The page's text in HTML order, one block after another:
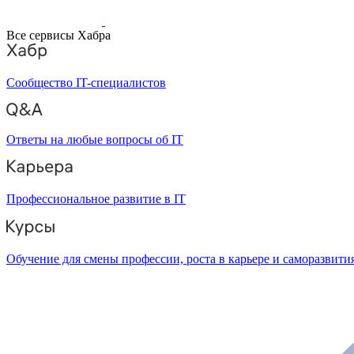
Все сервисы Хабра
Сообщество IT-специалистов
Ответы на любые вопросы об IT
Профессиональное развитие в IT
Обучение для смены профессии, роста в карьере и